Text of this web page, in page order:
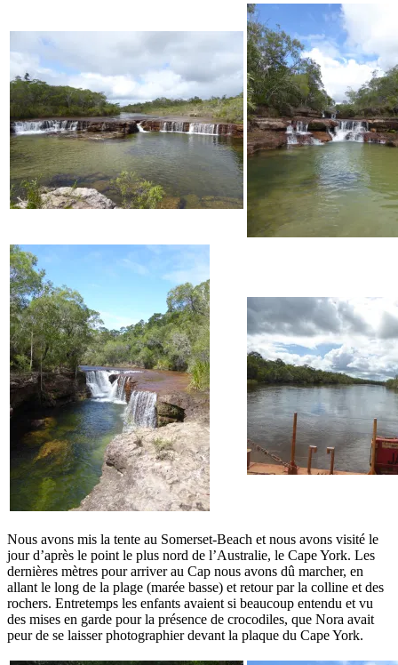
Nous avons mis la tente au Somerset-Beach et nous avons visité le
jour d’après le point le plus nord de l’Australie, le Cape York. Les
dernières mètres pour arriver au Cap nous avons dû marcher, en
allant le long de la plage (marée basse) et retour par la colline et des
rochers. Entretemps les enfants avaient si beaucoup entendu et vu
des mises en garde pour la présence de crocodiles, que Nora avait
peur de se laisser photographier devant la plaque du Cape York.